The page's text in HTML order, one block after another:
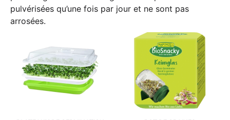
pul­vé­ri­sées qu’une fois par jour et ne sont pas
arrosées.